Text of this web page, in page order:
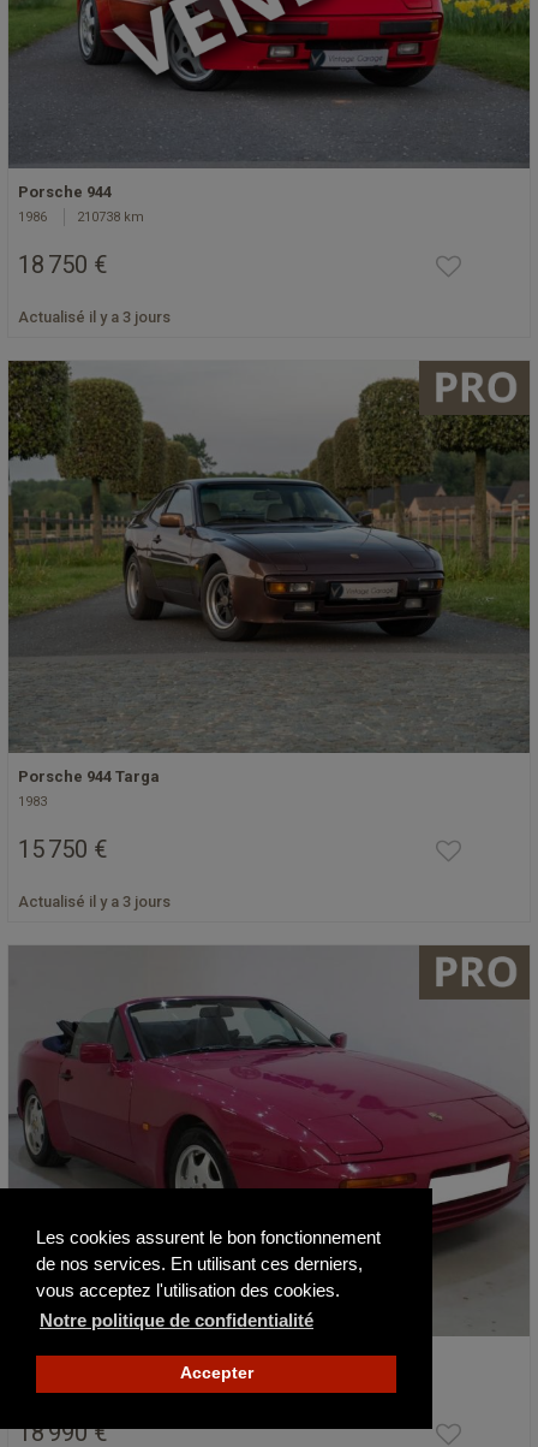
Les cookies assurent le bon fonctionnement
de nos services. En utilisant ces derniers,
vous acceptez l'utilisation des cookies.
Notre politique de confidentialité
Accepter
Porsche 944
1986 210738 km
18 750 €
Actualisé il y a 3 jours
Porsche 944 Targa
1983
15 750 €
Actualisé il y a 3 jours
Porsche 944 S2 Cabriolet
18 990 €